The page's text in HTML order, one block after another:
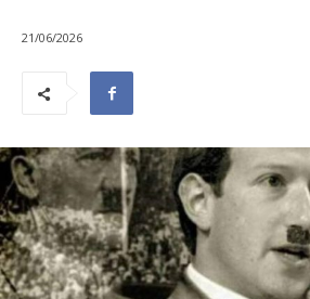
21/06/2026